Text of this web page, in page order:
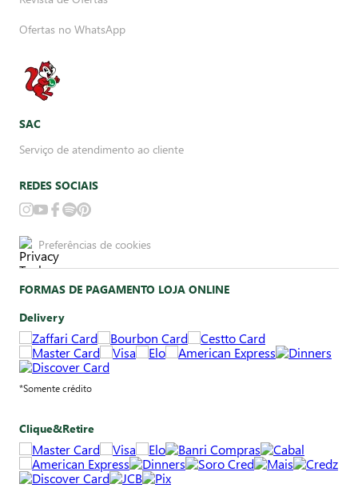
Ofertas no WhatsApp
SAC
Serviço de atendimento ao cliente
REDES SOCIAIS
Preferências de cookies
FORMAS DE PAGAMENTO LOJA ONLINE
Delivery
*Somente crédito
Clique&Retire